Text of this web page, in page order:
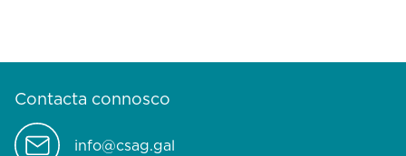
Contacta connosco
info@csag.gal